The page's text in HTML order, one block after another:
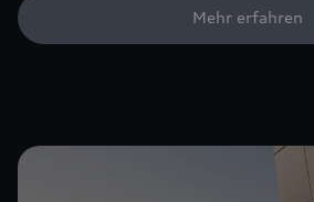
Mehr erfahren